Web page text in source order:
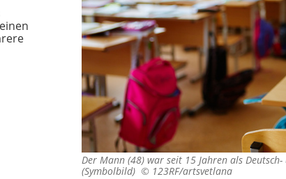
Der Mann (48) war seit 15 Jahren als
(Symbolbild) © 123RF/artsvetlana